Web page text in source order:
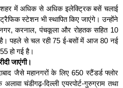
में अधिक से अधिक इलेक्ट्रिक बसें चलाई
ट्रैफिक स्टेशन भी स्थापित किए जाएंगे। उन्होंने
करनाल, पंचकूला और रोहतक सहित 10
है। पहले से चल रही 75 ई-बसों में आज 80 नई
हो गई है।
जाएंगी।
जैसे महानगरों के लिए 650 स्टैंडर्ड फ्लोर
चंडीगढ़-दिल्ली एयरपोर्ट-गुरुग्राम तथा